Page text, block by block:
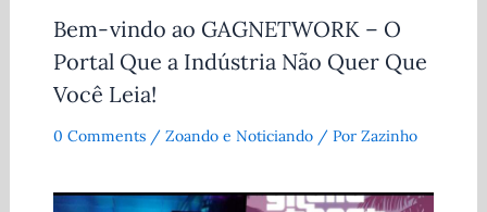
Bem-vindo ao GAGNETWORK – O
Portal Que a Indústria Não Quer Que
Você Leia!
0 Comments / Zoando e Noticiando/ Por Zazinho